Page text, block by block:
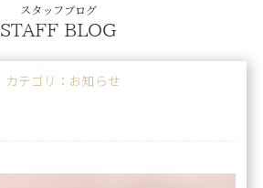
スタッフブログ
STAFF BLOG
カテゴリ：お知らせ